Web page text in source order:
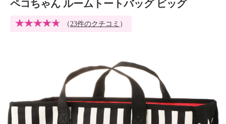
ペコちゃん ルームトートバッグ ビッグ
（23件のクチコミ ）